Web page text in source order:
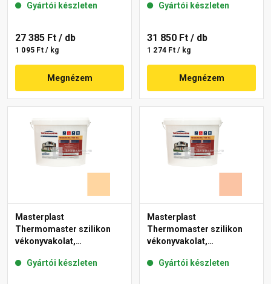
15-E 25 kg
Gyártói készleten
27 385 Ft / db
1 095 Ft / kg
Megnézem
Gyártói készleten
31 850 Ft / db
1 274 Ft / kg
Megnézem
Masterplast
Thermomaster szilikon
vékonyvakolat,
06-E 25 kg
Gyártói készleten
Masterplast
Thermomaster szilikon
vékonyvakolat,
11-D 25 kg
Gyártói készleten